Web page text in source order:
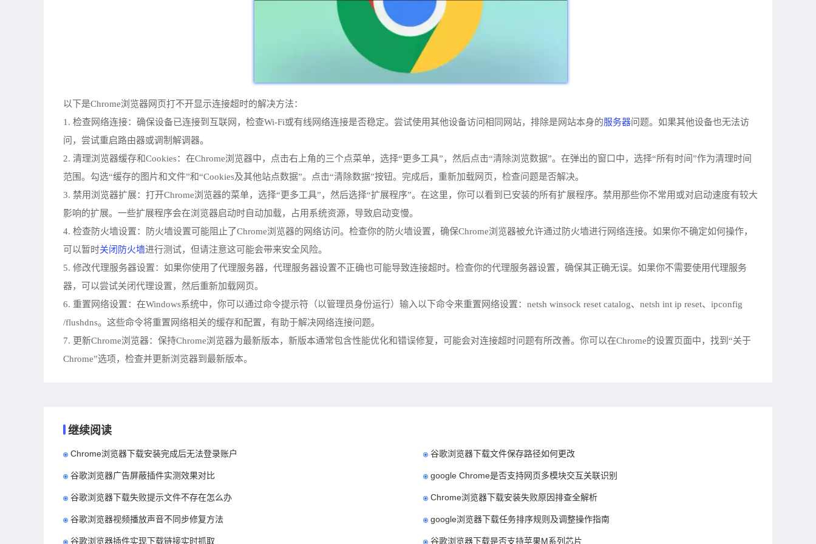
以下是Chrome浏览器网页打不开显示连接超时的解决方法：
1. 检查网络连接：确保设备已连接到互联网，检查Wi-Fi或有线网络连接是否稳定。尝试使用其他设备访问相同网站，排除是网站本身的服务器问题。如果其他设备也无法访
问，尝试重启路由器或调制解调器。
2. 清理浏览器缓存和Cookies：在Chrome浏览器中，点击右上角的三个点菜单，选择“更多工具”，然后点击“清除浏览数据”。在弹出的窗口中，选择“所有时间”作为清理时间
范围。勾选“缓存的图片和文件”和“Cookies及其他站点数据”。点击“清除数据”按钮。完成后，重新加载网页，检查问题是否解决。
3. 禁用浏览器扩展：打开Chrome浏览器的菜单，选择“更多工具”，然后选择“扩展程序”。在这里，你可以看到已安装的所有扩展程序。禁用那些你不常用或对启动速度有较大
影响的扩展。一些扩展程序会在浏览器启动时自动加载，占用系统资源，导致启动变慢。
4. 检查防火墙设置：防火墙设置可能阻止了Chrome浏览器的网络访问。检查你的防火墙设置，确保Chrome浏览器被允许通过防火墙进行网络连接。如果你不确定如何操作，
可以暂时关闭防火墙进行测试，但请注意这可能会带来安全风险。
5. 修改代理服务器设置：如果你使用了代理服务器，代理服务器设置不正确也可能导致连接超时。检查你的代理服务器设置，确保其正确无误。如果你不需要使用代理服务
器，可以尝试关闭代理设置，然后重新加载网页。
6. 重置网络设置：在Windows系统中，你可以通过命令提示符（以管理员身份运行）输入以下命令来重置网络设置：netsh winsock reset catalog、netsh int ip reset、ipconfig
/flushdns。这些命令将重置网络相关的缓存和配置，有助于解决网络连接问题。
7. 更新Chrome浏览器：保持Chrome浏览器为最新版本，新版本通常包含性能优化和错误修复，可能会对连接超时问题有所改善。你可以在Chrome的设置页面中，找到“关于
Chrome”选项，检查并更新浏览器到最新版本。
继续阅读
Chrome浏览器下载安装完成后无法登录账户 谷歌浏览器下载文件保存路径如何更改
谷歌浏览器广告屏蔽插件实测效果对比 google Chrome是否支持网页多模块交互关联识别
谷歌浏览器下载失败提示文件不存在怎么办 Chrome浏览器下载安装失败原因排查全解析
谷歌浏览器视频播放声音不同步修复方法 google浏览器下载任务排序规则及调整操作指南
谷歌浏览器插件实现下载链接实时抓取 谷歌浏览器下载是否支持苹果M系列芯片